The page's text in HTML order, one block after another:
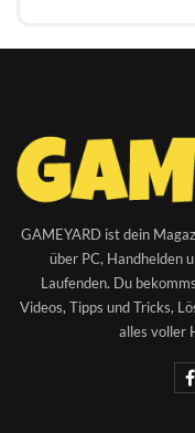
GAMEYARD ist dein
über PC, Handhelden
Laufenden. Du
Videos, Tipps und Tricks,
alles voller